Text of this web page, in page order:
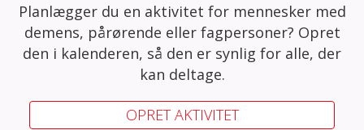
Planlægger du en aktivitet for mennesker med
demens, pårørende eller fagpersoner? Opret
den i kalenderen, så den er synlig for alle, der
kan deltage.
OPRET AKTIVITET